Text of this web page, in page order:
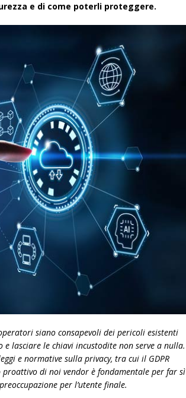
e di come poterli proteggere.
siano consapevoli dei pericoli esistenti
lasciare le chiavi incustodite non serve a nulla.
e normative sulla privacy, tra cui il GDPR
di noi vendor è fondamentale per far sì
per l’utente finale.